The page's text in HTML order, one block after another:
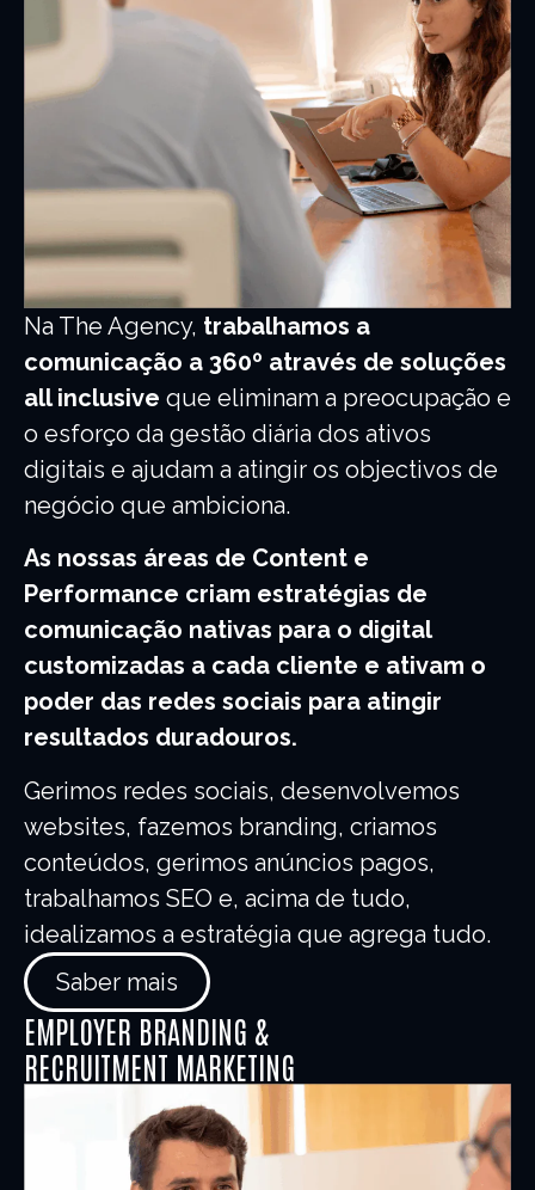
Na The Agency, trabalhamos a
comunicação a 360º através de soluções
all inclusive que eliminam a preocupação e
o esforço da gestão diária dos ativos
digitais e ajudam a atingir os objectivos de
negócio que ambiciona.
As nossas áreas de Content e
Performance criam estratégias de
comunicação nativas para o digital
customizadas a cada cliente e ativam o
poder das redes sociais para atingir
resultados duradouros.
Gerimos redes sociais, desenvolvemos
websites, fazemos branding, criamos
conteúdos, gerimos anúncios pagos,
trabalhamos SEO e, acima de tudo,
idealizamos a estratégia que agrega tudo.
Saber mais
EMPLOYER BRANDING &
RECRUITMENT MARKETING